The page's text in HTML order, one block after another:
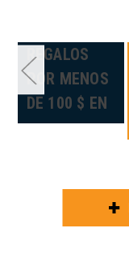
REGALOS
POR MENOS
DE 100 $ EN